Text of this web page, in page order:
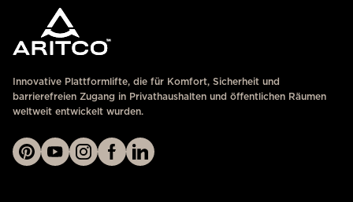
Innovative Plattformlifte, die für Komfort, Sicherheit und
barrierefreien Zugang in Privathaushalten und öffentlichen Räumen
weltweit entwickelt wurden.